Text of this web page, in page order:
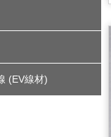
(EV線材)